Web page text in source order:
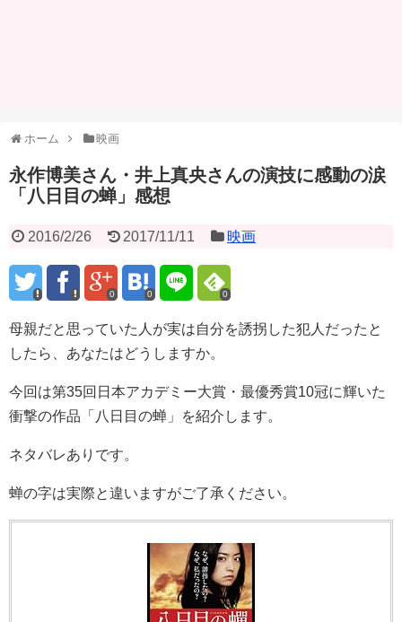
ホーム 映画
永作博美さん・井上真央さんの演技に感動の涙
「八日目の蝉」感想
2016/2/26 2017/11/11 映画
0 0 0
母親だと思っていた人が実は自分を誘拐した犯人だったと
したら、あなたはどうしますか。
今回は第35回日本アカデミー大賞・最優秀賞10冠に輝いた
衝撃の作品「八日目の蝉」を紹介します。
ネタバレありです。
蝉の字は実際と違いますがご了承ください。